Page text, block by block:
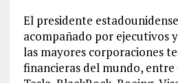
El presidente
acompañado por ejecutivos
las mayores corporaciones
financieras del mundo,